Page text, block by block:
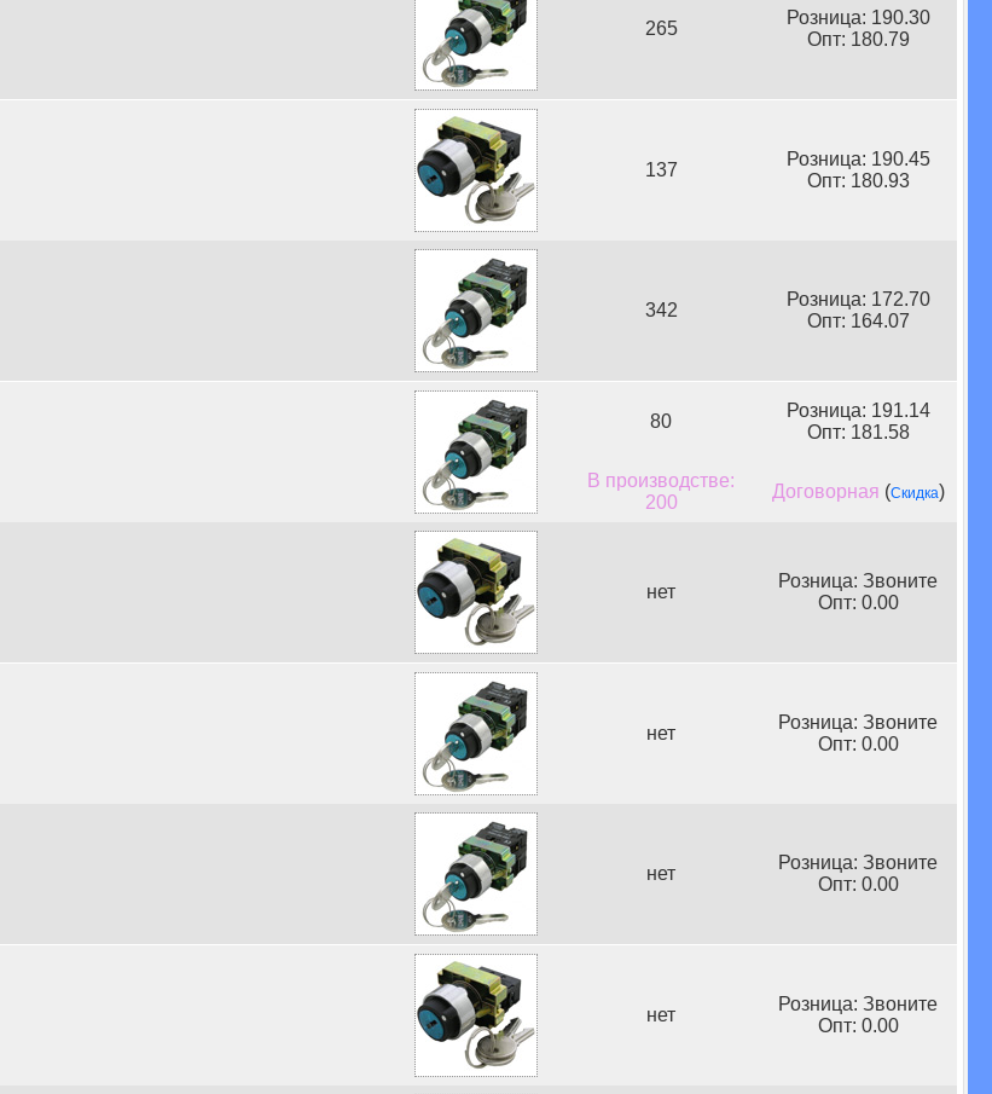
265
Розница: 190.30
Опт: 180.79
137
Розница: 190.45
Опт: 180.93
342
Розница: 172.70
Опт: 164.07
80
Розница: 191.14
Опт: 181.58
В производстве:
200
Договорная (Скидка)
нет
Розница: Звоните
Опт: 0.00
нет
Розница: Звоните
Опт: 0.00
нет
Розница: Звоните
Опт: 0.00
нет
Розница: Звоните
Опт: 0.00